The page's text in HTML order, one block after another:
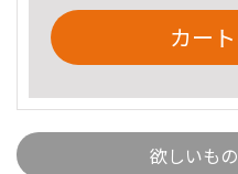
カー
欲しいも